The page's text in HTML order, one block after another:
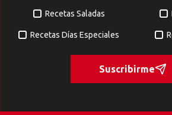
Recetas Saladas
Recetas Días Especiales
Suscribirme